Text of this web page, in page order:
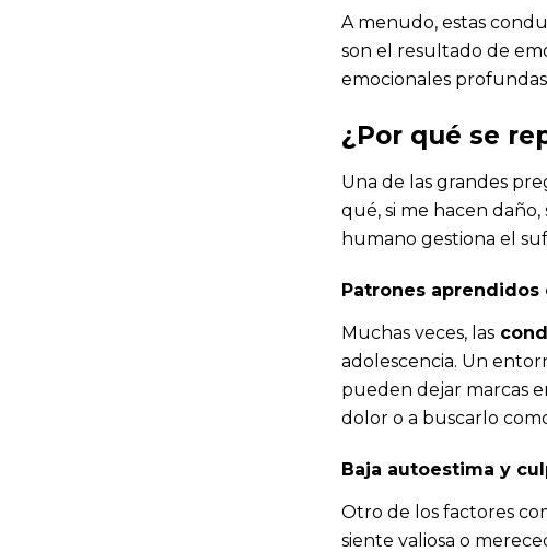
A menudo, estas
son el resultado de
emocionales
¿Por qué se
Una de las grandes
qué, si me hacen
humano gestiona el
Patrones aprendidos
Muchas veces, las
adolescencia. Un
pueden dejar marcas
dolor o a buscarlo
Baja autoestima y
Otro de los factores
siente valiosa o